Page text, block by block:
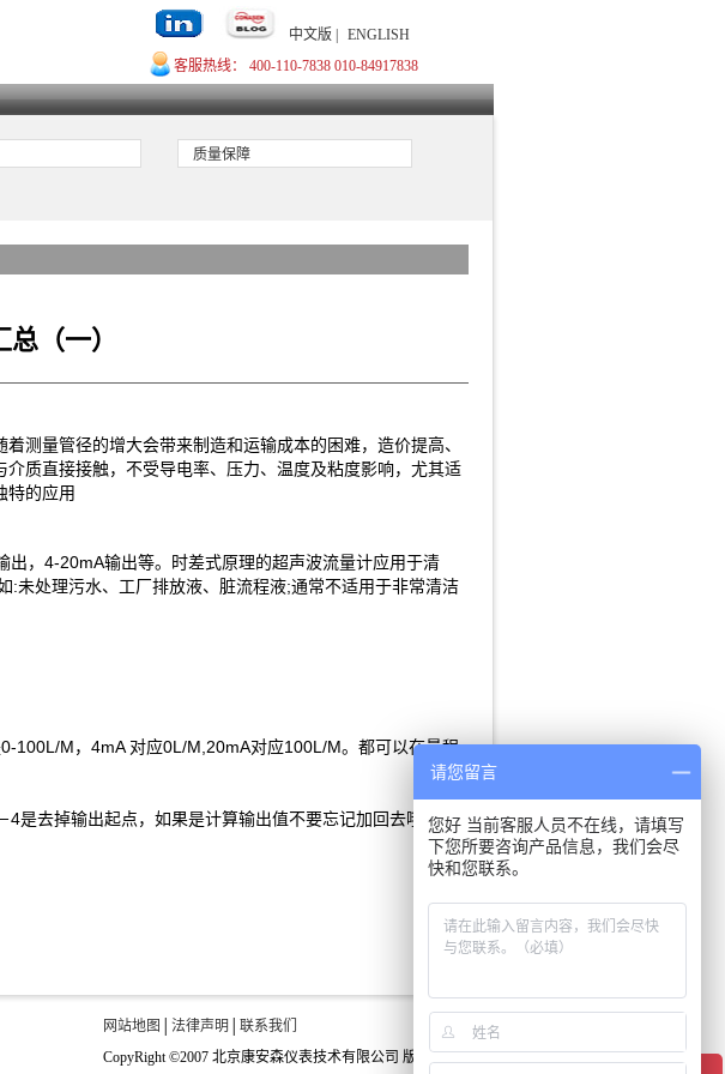
中文版 |
ENGLISH
客服热线： 400-110-7838 010-84917838
质量保障
（一）
测量管径的增大会带来制造和运输成本的困难，造价提高、
质直接接触，不受导电率、压力、温度及粘度影响，尤其适
特的应用
，4-20mA输出等。时差式原理的超声波流量计应用于清
未处理污水、工厂排放液、脏流程液;通常不适用于非常清洁
100L/M，4mA 对应0L/M,20mA对应100L/M。都可以在量程
是去掉输出起点，如果是计算输出值不要忘记加回去哦。
网站地图 │法律声明 │联系我们
CopyRight ©2007 北京康安森仪表技术有限公司 版权所有
请您留言
您好 当前客服人员不在线，请填写
下您所要咨询产品信息，我们会尽
快和您联系。